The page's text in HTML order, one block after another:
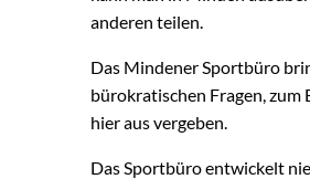
anderen teilen.
Das Mindener Sportbüro
bürokratischen Fragen,
hier aus vergeben.
Das Sportbüro entwickelt